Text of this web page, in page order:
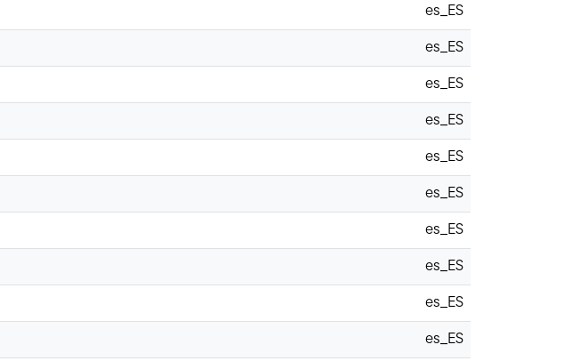
es_ES
es_ES
es_ES
es_ES
es_ES
es_ES
es_ES
es_ES
es_ES
es_ES